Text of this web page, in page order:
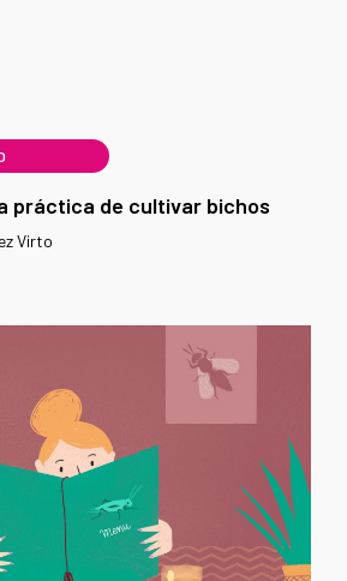
práctica de cultivar bichos
Virto